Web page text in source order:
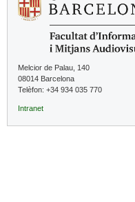
Melcior de Palau, 140
08014 Barcelona
Telèfon: +34 934 035 770
Intranet